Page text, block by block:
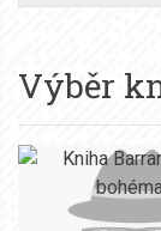
Výběr